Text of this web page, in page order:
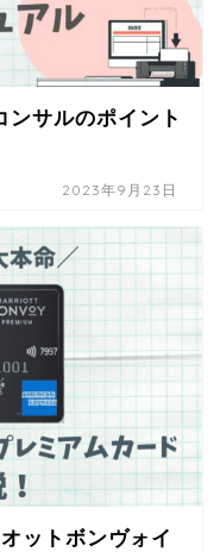
ンサルのポイント
2023年9月23日
ットボンヴォイ